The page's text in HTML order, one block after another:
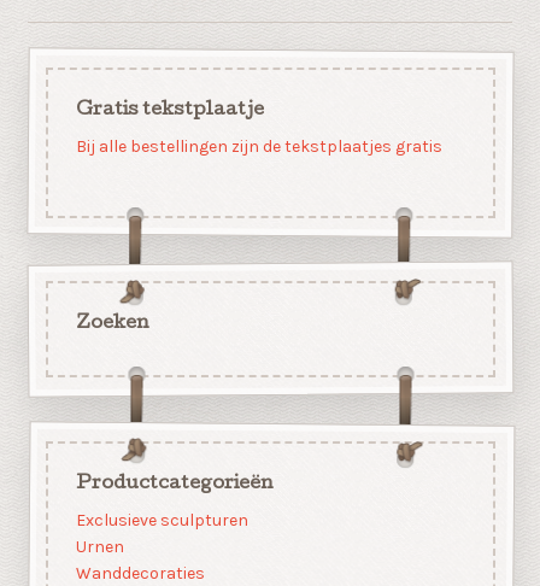
Gratis tekstplaatje
Bij alle bestellingen zijn de tekstplaatjes gratis
Zoeken
Productcategorieën
Exclusieve sculpturen
Urnen
Wanddecoraties